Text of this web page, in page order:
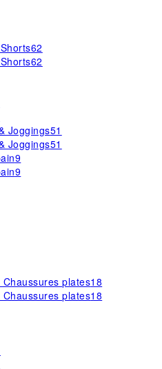
62
62
Joggings51
Joggings51
9
9
Chaussures plates18
Chaussures plates18